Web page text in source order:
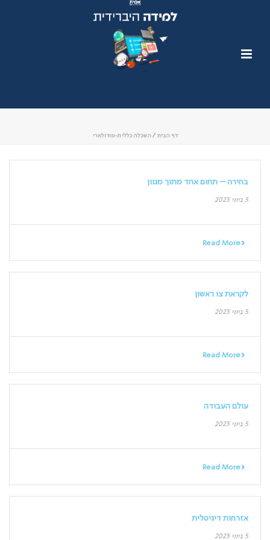
דף הבית /השכלה כללית-מודולארי
בחירה – תחום אחד מתוך מגוון
5 ביוני 2023
Read More
לקראת צו ראשון
5 ביוני 2023
Read More
עולם העבודה
5 ביוני 2023
Read More
אזרחות דיגיטלית
5 ביוני 2023